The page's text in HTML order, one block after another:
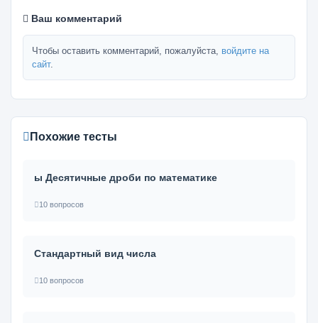
Ваш комментарий
Чтобы оставить комментарий, пожалуйста, войдите на
сайт.
Похожие тесты
ы Десятичные дроби по математике
10 вопросов
Стандартный вид числа
10 вопросов